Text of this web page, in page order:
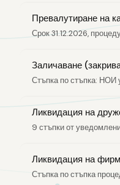
Превалутиране на
Срок 31.12.2026,
Заличаване
Стъпка по стъпка: НОИ
Ликвидация на
9 стъпки от
Ликвидация на
Стъпка по стъпка